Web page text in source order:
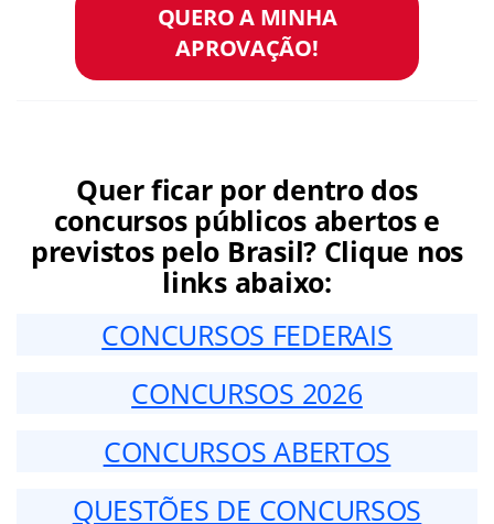
QUERO A MINHA
APROVAÇÃO!
Quer ficar por dentro dos
concursos públicos abertos e
previstos pelo Brasil? Clique nos
links abaixo:
CONCURSOS FEDERAIS
CONCURSOS 2026
CONCURSOS ABERTOS
QUESTÕES DE CONCURSOS